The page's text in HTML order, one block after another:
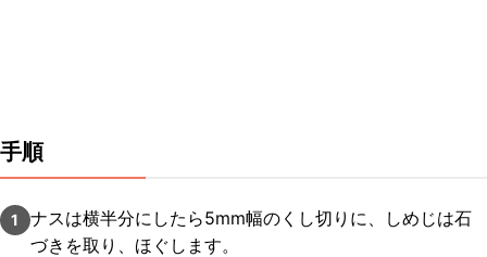
手順
1
ナスは横半分にしたら5mm幅のくし切りに、しめじは石
づきを取り、ほぐします。